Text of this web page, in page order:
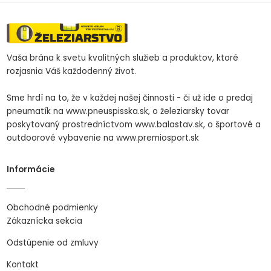
Vaša brána k svetu kvalitných služieb a produktov, ktoré
rozjasnia Váš každodenný život.
Sme hrdí na to, že v každej našej činnosti - či už ide o predaj
pneumatík na www.pneuspisska.sk, o železiarsky tovar
poskytovaný prostredníctvom www.balastav.sk, o športové a
outdoorové vybavenie na www.premiosport.sk
Informácie
Obchodné podmienky
Zákaznícka sekcia
Odstúpenie od zmluvy
Kontakt